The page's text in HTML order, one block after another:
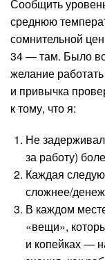
Сообщить
среднюю
сомнительной
34 — там. Было
желание
и привычка
к тому, что я:
Не
за работу)
Каждая
сложнее/
В каждом
«вещи»,
и копейках —